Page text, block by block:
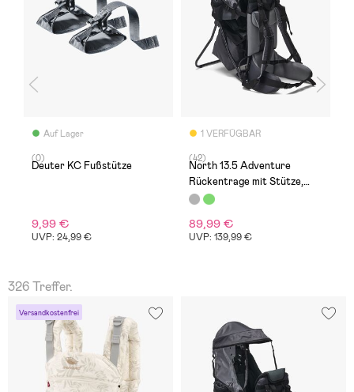
Auf Lager
(0)
Deuter KC Fußstütze
9,99 €
UVP: 24,99 €
1 VERFÜGBAR
(42)
North 13.5 Adventure
Rückentrage mit Stütze,
Grey
89,99 €
UVP: 139,99 €
326 Treffer.
Versandkostenfrei